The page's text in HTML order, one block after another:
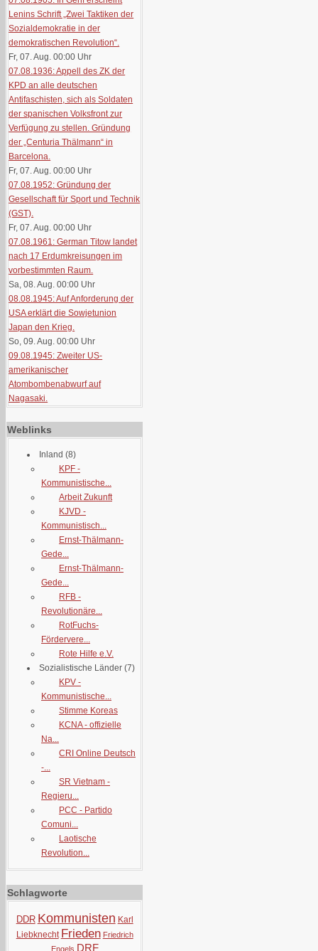
Lenins Schrift „Zwei Taktiken der
Sozialdemokratie in der
demokratischen Revolution“.
Fr, 07. Aug. 00:00 Uhr
07.08.1936: Appell des ZK der
KPD an alle deutschen
Antifaschisten, sich als Soldaten
der spanischen Volksfront zur
Verfügung zu stellen. Gründung
der „Centuria Thälmann“ in
Barcelona.
Fr, 07. Aug. 00:00 Uhr
07.08.1952: Gründung der
Gesellschaft für Sport und Technik
(GST).
Fr, 07. Aug. 00:00 Uhr
07.08.1961: German Titow landet
nach 17 Erdumkreisungen im
vorbestimmten Raum.
Sa, 08. Aug. 00:00 Uhr
08.08.1945: Auf Anforderung der
USA erklärt die Sowjetunion
Japan den Krieg.
So, 09. Aug. 00:00 Uhr
09.08.1945: Zweiter US-
amerikanischer
Atombombenabwurf auf
Nagasaki.
Weblinks
Inland (8)
KPF -
Kommunistische...
Arbeit Zukunft
KJVD -
Kommunistisch...
Ernst-Thälmann-
Gede...
Ernst-Thälmann-
Gede...
RFB -
Revolutionäre...
RotFuchs-
Fördervere...
Rote Hilfe e.V.
Sozialistische Länder (7)
KPV -
Kommunistische...
Stimme Koreas
KCNA - offizielle
Na...
CRI Online Deutsch
-...
SR Vietnam -
Regieru...
PCC - Partido
Comuni...
Laotische
Revolution...
Schlagworte
DDR Kommunisten Karl
Liebknecht Frieden Friedrich
Engels DRF